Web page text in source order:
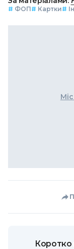
# ФОП# Картки#
Коротко